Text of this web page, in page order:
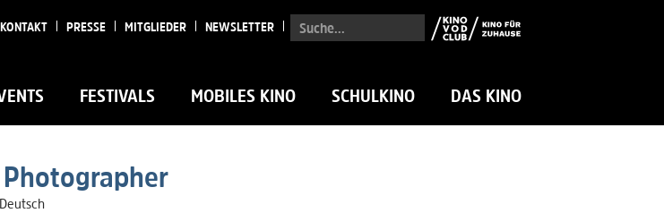
Suche...
FESTIVALS MOBILES KINO SCHULKINO DAS KINO
KONTAKT PRESSE MITGLIEDER NEWSLETTER
Deutsch